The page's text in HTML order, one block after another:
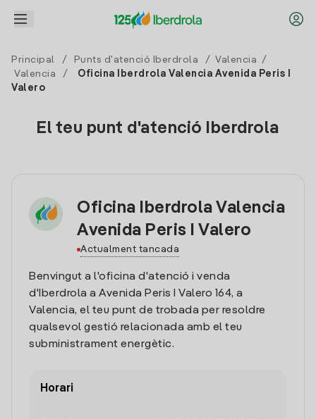
Principal / Punts d'atenció Iberdrola / Valencia
/
Valencia
/
Oficina Iberdrola Valencia Avenida Peris I
Valero
El teu punt d'atenció Iberdrola
Oficina Iberdrola Valencia
Avenida Peris I Valero
Actualment tancada
Benvingut a l'oficina d'atenció i venda
d'Iberdrola a Avenida Peris I Valero 164, a
Valencia, el teu punt de trobada per resoldre
qualsevol gestió relacionada amb el teu
subministrament energètic.
Horari